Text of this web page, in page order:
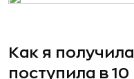
Как я
поступила в 10